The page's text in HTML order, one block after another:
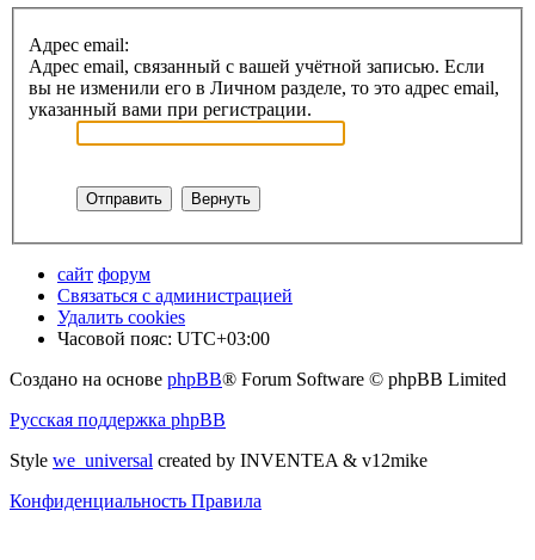
Адрес email:
Адрес email, связанный с вашей учётной записью. Если
вы не изменили его в Личном разделе, то это адрес email,
указанный вами при регистрации.
сайт форум
Связаться с администрацией
Удалить cookies
Часовой пояс: UTC+03:00
Создано на основе phpBB® Forum Software © phpBB Limited
Русская поддержка phpBB
Style we_universal created by INVENTEA & v12mike
Конфиденциальность Правила